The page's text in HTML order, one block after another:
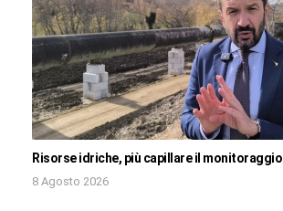
Risorse idriche, più capillare il monitoraggio
8 Agosto 2026